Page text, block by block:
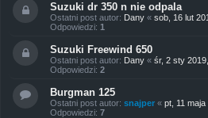
Suzuki dr 350 n nie odpala
Ostatni post autor: Dany « sob, 16 lut
Odpowiedzi: 1
Suzuki Freewind 650
Ostatni post autor: Dany « śr, 2 sty
Odpowiedzi: 2
Burgman 125
Ostatni post autor: snajper « pt, 11
Odpowiedzi: 7